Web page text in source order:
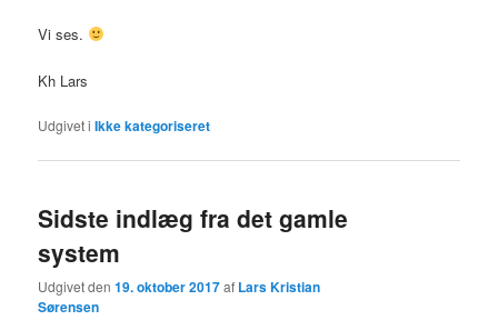
Vi ses.
Kh Lars
Udgivet i Ikke kategoriseret
Sidste indlæg fra det gamle
system
Udgivet den19. oktober 2017af Lars Kristian
Sørensen